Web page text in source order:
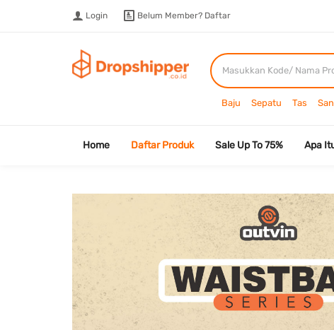
Login Belum Member? Daftar
Baju Sepatu Tas
Home Daftar Produk Sale Up To 75% Apa